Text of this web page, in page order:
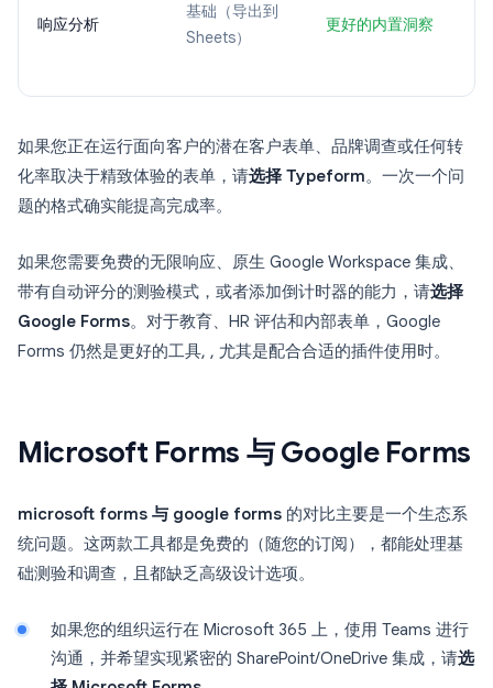
响应分析
基础（导出到
Sheets）
更好的内置洞察
如果您正在运行面向客户的潜在客户表单、品牌调查或任何转
化率取决于精致体验的表单，请选择 Typeform。一次一个问
题的格式确实能提高完成率。
如果您需要免费的无限响应、原生 Google Workspace 集成、
带有自动评分的测验模式，或者添加倒计时器的能力，请选择
Google Forms。对于教育、HR 评估和内部表单，Google
Forms 仍然是更好的工具, , 尤其是配合合适的插件使用时。
Microsoft Forms 与 Google Forms
microsoft forms 与 google forms 的对比主要是一个生态系
统问题。这两款工具都是免费的（随您的订阅），都能处理基
础测验和调查，且都缺乏高级设计选项。
如果您的组织运行在 Microsoft 365 上，使用 Teams 进行
沟通，并希望实现紧密的 SharePoint/OneDrive 集成，请选